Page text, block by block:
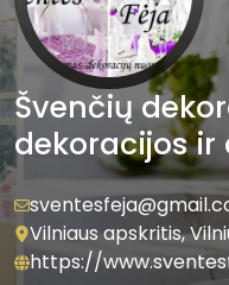
Švenčių
dekoracijos
Vilniaus apskritis,
https://